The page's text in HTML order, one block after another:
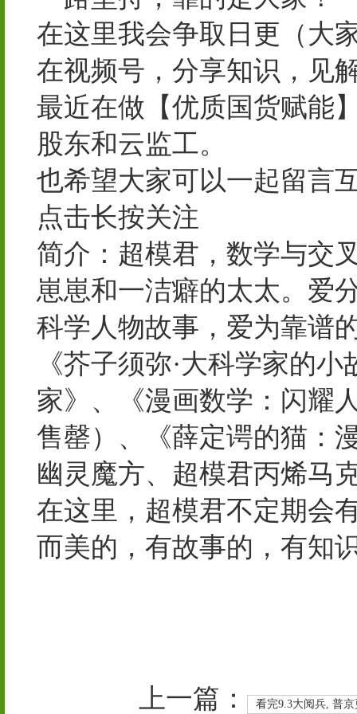
在这里我会争取日更（大
在视频号，分享知识，见
最近在做【优质国货赋能
股东和云监工。
也希望大家可以一起留言
点击长按关注
简介：超模君，数学与交
崽崽和一洁癖的太太。爱
科学人物故事，爱为靠谱
《芥子须弥·大科学家的
家》、《漫画数学：闪耀
售罄）、《薛定谔的猫：
幽灵魔方、超模君丙烯马
在这里，超模君不定期会
而美的，有故事的，有知
上一篇： 看完9.3大阅兵, 普